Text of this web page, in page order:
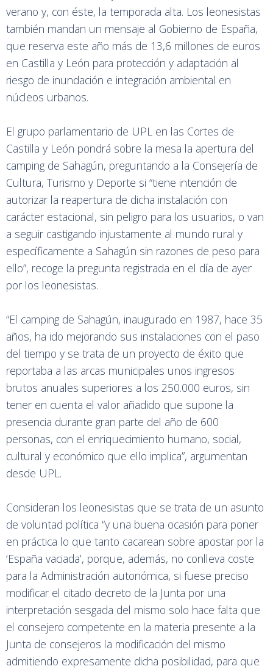
verano y, con éste, la temporada alta. Los leonesistas
también mandan un mensaje al Gobierno de España,
que reserva este año más de 13,6 millones de euros
en Castilla y León para protección y adaptación al
riesgo de inundación e integración ambiental en
núcleos urbanos.
El grupo parlamentario de UPL en las Cortes de
Castilla y León pondrá sobre la mesa la apertura del
camping de Sahagún, preguntando a la Consejería de
Cultura, Turismo y Deporte si “tiene intención de
autorizar la reapertura de dicha instalación con
carácter estacional, sin peligro para los usuarios, o van
a seguir castigando injustamente al mundo rural y
específicamente a Sahagún sin razones de peso para
ello”, recoge la pregunta registrada en el día de ayer
por los leonesistas.
“El camping de Sahagún, inaugurado en 1987, hace 35
años, ha ido mejorando sus instalaciones con el paso
del tiempo y se trata de un proyecto de éxito que
reportaba a las arcas municipales unos ingresos
brutos anuales superiores a los 250.000 euros, sin
tener en cuenta el valor añadido que supone la
presencia durante gran parte del año de 600
personas, con el enriquecimiento humano, social,
cultural y económico que ello implica”, argumentan
desde UPL.
Consideran los leonesistas que se trata de un asunto
de voluntad política “y una buena ocasión para poner
en práctica lo que tanto cacarean sobre apostar por la
‘España vaciada’, porque, además, no conlleva coste
para la Administración autonómica, si fuese preciso
modificar el citado decreto de la Junta por una
interpretación sesgada del mismo solo hace falta que
el consejero competente en la materia presente a la
Junta de consejeros la modificación del mismo
admitiendo expresamente dicha posibilidad, para que